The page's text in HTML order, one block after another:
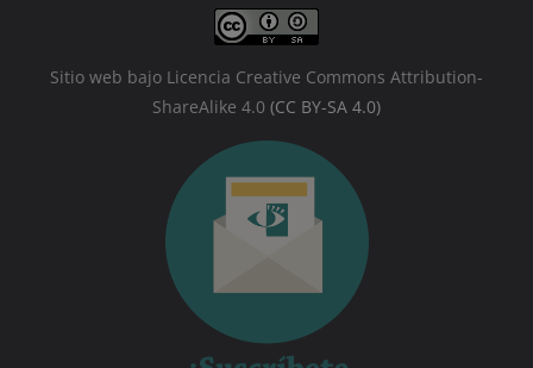
Sitio web bajo Licencia Creative Commons Attribution-
ShareAlike 4.0 (CC BY-SA 4.0)